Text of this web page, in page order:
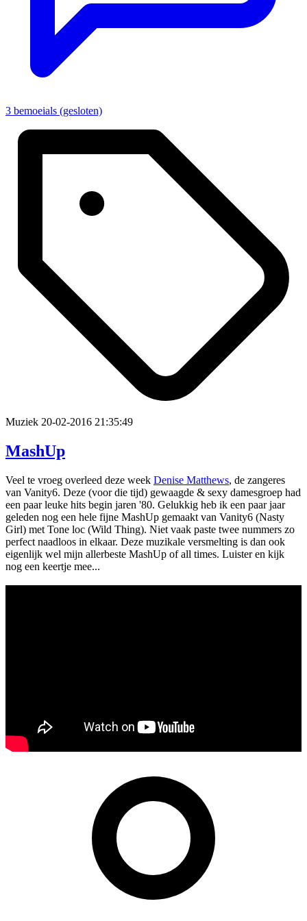
3 bemoeials (gesloten)
Muziek 20-02-2016 21:35:49
MashUp
Veel te vroeg overleed deze week Denise Matthews, de zangeres
van Vanity6. Deze (voor die tijd) gewaagde & sexy damesgroep had
een paar leuke hits begin jaren '80. Gelukkig heb ik een paar jaar
geleden nog een hele fijne MashUp gemaakt van Vanity6 (Nasty
Girl) met Tone loc (Wild Thing). Niet vaak paste twee nummers zo
perfect naadloos in elkaar. Deze muzikale versmelting is dan ook
eigenlijk wel mijn allerbeste MashUp of all times. Luister en kijk
nog een keertje mee...